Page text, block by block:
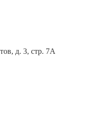
д. 3, стр. 7А